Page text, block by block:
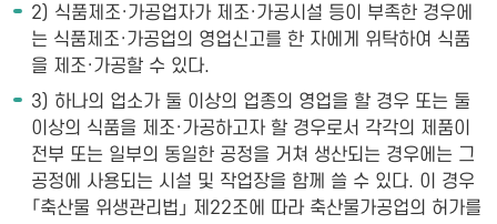
2) 식품제조·가공업자가 제조·가공시설 등이 부족한 경우에
는 식품제조·가공업의 영업신고를 한 자에게 위탁하여 식품
을 제조·가공할 수 있다.
3) 하나의 업소가 둘 이상의 업종의 영업을 할 경우 또는 둘
이상의 식품을 제조·가공하고자 할 경우로서 각각의 제품이
전부 또는 일부의 동일한 공정을 거쳐 생산되는 경우에는 그
공정에 사용되는 시설 및 작업장을 함께 쓸 수 있다. 이 경우
「축산물 위생관리법」 제22조에 따라 축산물가공업의 허가를